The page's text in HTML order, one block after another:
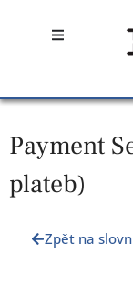
Open
Payment
plateb)
Zpět na